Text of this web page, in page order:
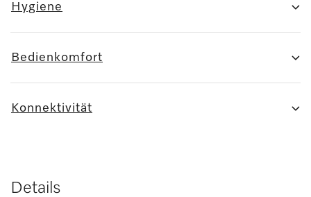
Hygiene
Bedienkomfort
Konnektivität
Details